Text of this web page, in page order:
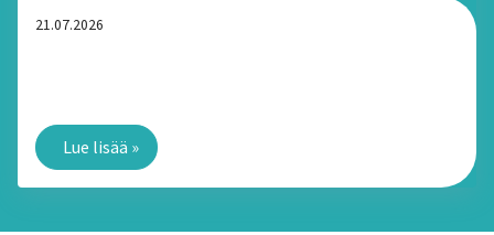
21.07.2026
Lue lisää »